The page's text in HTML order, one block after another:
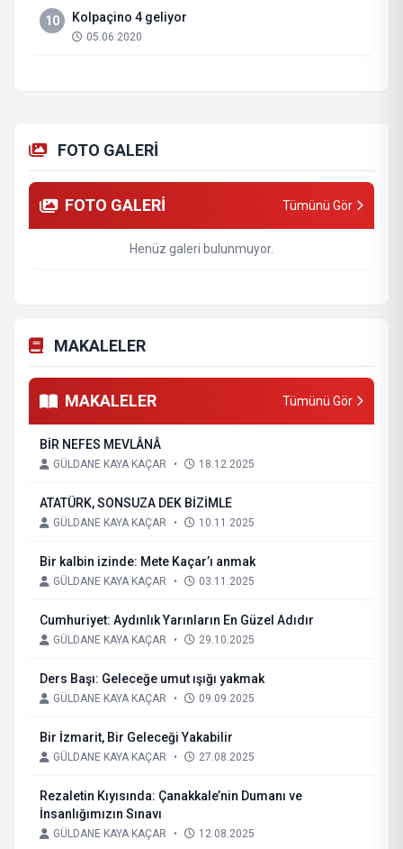
10 Kolpaçino 4 geliyor
05.06.2020
FOTO GALERİ
FOTO GALERİ Tümünü Gör
Henüz galeri bulunmuyor.
MAKALELER
MAKALELER Tümünü Gör
BİR NEFES MEVLÂNÂ
GÜLDANE KAYA KAÇAR • 18.12.2025
ATATÜRK, SONSUZA DEK BİZİMLE
GÜLDANE KAYA KAÇAR • 10.11.2025
Bir kalbin izinde: Mete Kaçar’ı anmak
GÜLDANE KAYA KAÇAR • 03.11.2025
Cumhuriyet: Aydınlık Yarınların En Güzel Adıdır
GÜLDANE KAYA KAÇAR • 29.10.2025
Ders Başı: Geleceğe umut ışığı yakmak
GÜLDANE KAYA KAÇAR • 09.09.2025
Bir İzmarit, Bir Geleceği Yakabilir
GÜLDANE KAYA KAÇAR • 27.08.2025
Rezaletin Kıyısında: Çanakkale’nin Dumanı ve
İnsanlığımızın Sınavı
GÜLDANE KAYA KAÇAR • 12.08.2025